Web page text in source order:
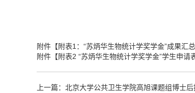
附件【附表1：“苏炳华生物统计学奖学金”成果汇
附件【附表2 “苏炳华生物统计学奖学金”学生申请
上一篇： 北京大学公共卫生学院高旭课题组博士